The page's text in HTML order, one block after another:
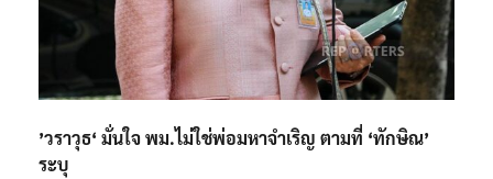
’วราวุธ‘ มั่นใจ พม.ไม่ใช่พ่อมหาจำเริญ ตามที่ ‘ทักษิณ’
ระบุ